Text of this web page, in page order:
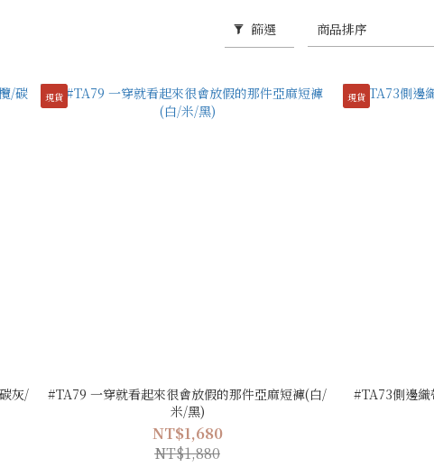
篩選 商品排序
灰/
現貨
#TA79 一穿就看起來很會放假的那件亞麻短褲(白/
米/黑)
NT$1,680
NT$1,880
現貨
#TA73側邊